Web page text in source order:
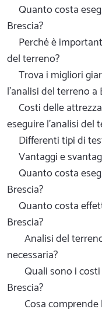
Quanto costa
Brescia?
Perché è
del terreno?
Trova i migliori
l'analisi del terreno a
Costi delle
eseguire l'analisi del
Differenti tipi di
Vantaggi e
Quanto costa
Brescia?
Quanto costa
Brescia?
Analisi del
necessaria?
Quali sono i
Brescia?
Cosa